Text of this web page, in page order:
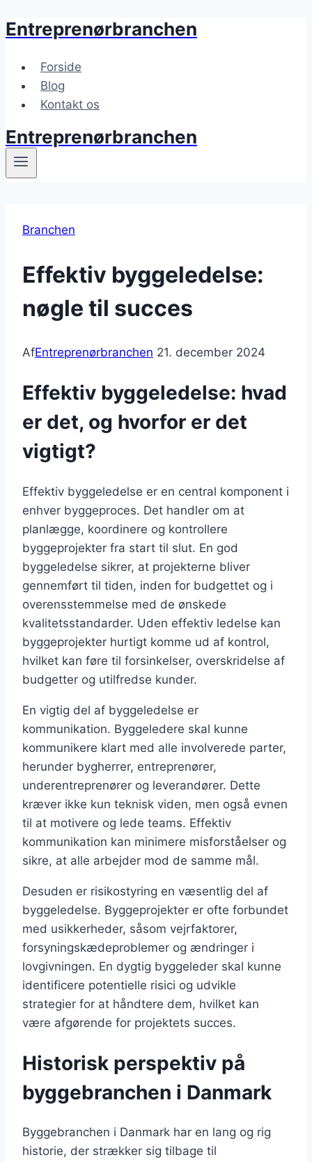
Fortsæt
indhold
Entreprenørbranchen
Forside
Blog
Kontakt os
Entreprenørbranchen
Branchen
Effektiv byggeledelse:
nøgle til succes
AfEntreprenørbranchen 21. december 2024
Effektiv byggeledelse: hvad
er det, og hvorfor er det
vigtigt?
Effektiv byggeledelse er en central komponent i
enhver byggeproces. Det handler om at
planlægge, koordinere og kontrollere
byggeprojekter fra start til slut. En god
byggeledelse sikrer, at projekterne bliver
gennemført til tiden, inden for budgettet og i
overensstemmelse med de ønskede
kvalitetsstandarder. Uden effektiv ledelse kan
byggeprojekter hurtigt komme ud af kontrol,
hvilket kan føre til forsinkelser, overskridelse af
budgetter og utilfredse kunder.
En vigtig del af byggeledelse er
kommunikation. Byggeledere skal kunne
kommunikere klart med alle involverede parter,
herunder bygherrer, entreprenører,
underentreprenører og leverandører. Dette
kræver ikke kun teknisk viden, men også evnen
til at motivere og lede teams. Effektiv
kommunikation kan minimere misforståelser og
sikre, at alle arbejder mod de samme mål.
Desuden er risikostyring en væsentlig del af
byggeledelse. Byggeprojekter er ofte forbundet
med usikkerheder, såsom vejrfaktorer,
forsyningskædeproblemer og ændringer i
lovgivningen. En dygtig byggeleder skal kunne
identificere potentielle risici og udvikle
strategier for at håndtere dem, hvilket kan
være afgørende for projektets succes.
Historisk perspektiv på
byggebranchen i Danmark
Byggebranchen i Danmark har en lang og rig
historie, der strækker sig tilbage til